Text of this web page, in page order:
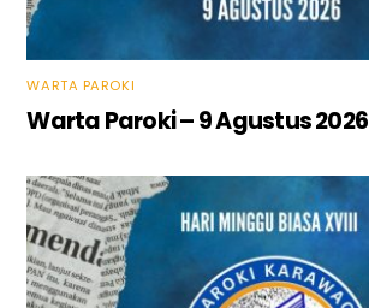
WARTA PAROKI
Warta Paroki – 9 Agustus 2026